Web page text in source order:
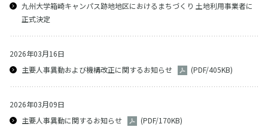
九州大学箱崎キャンパス跡地地区におけるまちづくり 土地利用事業者に
正式決定
2026年03月16日
主要人事異動および機構改正に関するお知らせ
(PDF/405KB)
2026年03月09日
主要人事異動に関するお知らせ
(PDF/170KB)